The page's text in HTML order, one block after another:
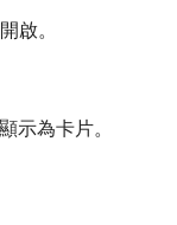
啟。
示為卡片。